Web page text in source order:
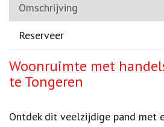
Omschrijving
Reserveer
Omschrijving
Woonruimte met
te Tongeren
Ontdek dit veelzijdige pand met